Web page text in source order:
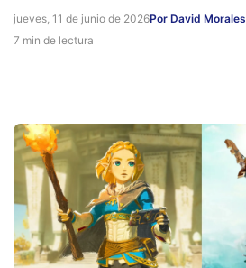
jueves, 11 de junio de 2026Por David Morales
7 min de lectura